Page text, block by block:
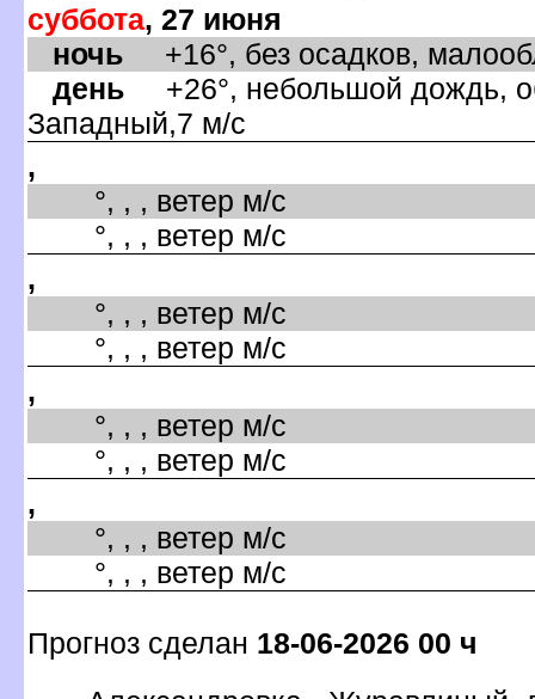
суббота, 27 июня
ночь +16°, без осадков,
день +26°, небольшой дождь,
Западный,7 м/с
,
°, , , ветер м/с
°, , , ветер м/с
,
°, , , ветер м/с
°, , , ветер м/с
,
°, , , ветер м/с
°, , , ветер м/с
,
°, , , ветер м/с
°, , , ветер м/с
Прогноз сделан 18-06-2026 00 ч